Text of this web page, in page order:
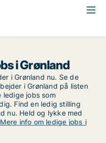
i Grønland
i Grønland nu. Se de
i Grønland på listen
ledige jobs som
Find en ledig stilling
nu. Held og lykke med
Mere info om ledige jobs i